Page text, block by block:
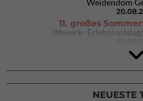
Weidendom
11. großes
Ithwerk-
Rock
Arco
02.10.2026bis
NEUESTE